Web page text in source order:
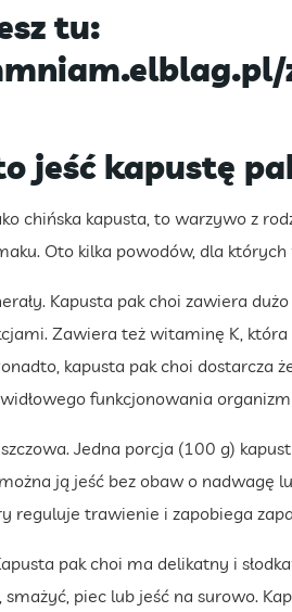
tu:
jeść kapustę
chińska kapusta, to warzywo z
Oto kilka powodów, dla
Kapusta pak choi zawiera
Zawiera też witaminę K,
kapusta pak choi dostarcza
funkcjonowania
Jedna porcja (100 g)
ją jeść bez obaw o nadwagę
reguluje trawienie i zapobiega
pak choi ma delikatny i
piec lub jeść na surowo.